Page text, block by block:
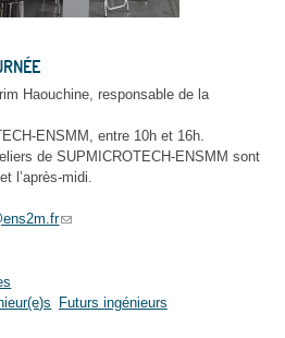
Haouchine, responsable de la
ENSMM, entre 10h et 16h.
de SUPMICROTECH-ENSMM sont
l’après-midi.
Futurs ingénieurs